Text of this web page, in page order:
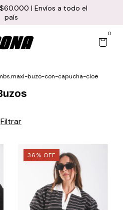
| Envíos a todo el
país
0
buzo-con-capucha-cloe
Filtrar
36% OFF